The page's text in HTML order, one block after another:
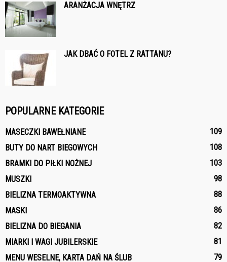
ARANŻACJA WNĘTRZ
JAK DBAĆ O FOTEL Z RATTANU?
POPULARNE KATEGORIE
MASECZKI BAWEŁNIANE
109
BUTY DO NART BIEGOWYCH
108
BRAMKI DO PIŁKI NOŻNEJ
103
MUSZKI
98
BIELIZNA TERMOAKTYWNA
88
MASKI
86
BIELIZNA DO BIEGANIA
82
MIARKI I WAGI JUBILERSKIE
81
MENU WESELNE, KARTA DAŃ NA ŚLUB
79